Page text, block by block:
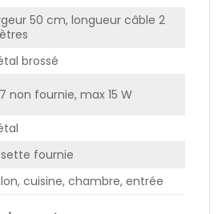
50 cm, longueur câble 2
brossé
non fournie, max 15 W
fournie
cuisine, chambre, entrée